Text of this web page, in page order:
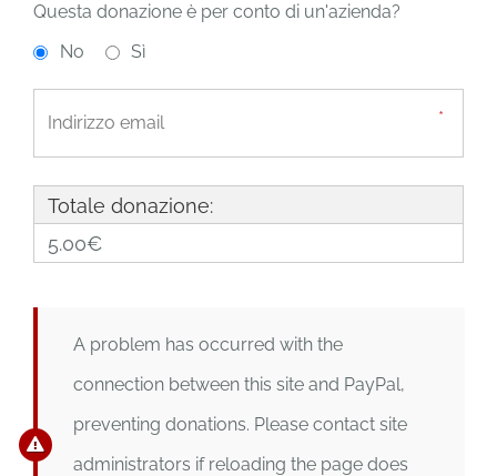
Questa donazione è per conto di un'azienda?
No
Sì
Totale donazione:
5.00€
A problem has occurred with the
connection between this site and PayPal,
preventing donations. Please contact site
administrators if reloading the page does